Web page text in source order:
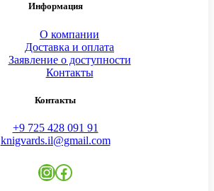
Информация
О компании
Доставка и оплата
Заявление о доступности
Контакты
Контакты
+9 725 428 091 91
knigvards.il@gmail.com
Instagram
Facebook